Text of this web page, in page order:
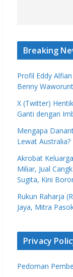
Breaking
Profil Eddy
Benny
X (Twitter)
Ganti dengan
Mengapa
Lewat Australia?
Akrobat
Miliar, Jual
Sugita, Kini
Rukun Raharja
Jaya, Mitra
Privacy
Pedoman